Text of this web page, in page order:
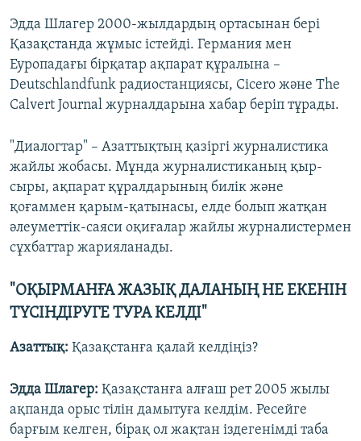
Эдда Шлагер 2000-жылдардың ортасынан бері
Қазақстанда жұмыс істейді. Германия мен
Еуропадағы бірқатар ақпарат құралына –
Deutschlandfunk радиостанциясы, Cicero және The
Calvert Journal журналдарына хабар беріп тұрады.
"Диалогтар" – Азаттықтың қазіргі журналистика
жайлы жобасы. Мұнда журналистиканың қыр-
сыры, ақпарат құралдарының билік және
қоғаммен қарым-қатынасы, елде болып жатқан
әлеуметтік-саяси оқиғалар жайлы журналистермен
сұхбаттар жарияланады.
"ОҚЫРМАНҒА ЖАЗЫҚ ДАЛАНЫҢ НЕ ЕКЕНІН
ТҮСІНДІРУГЕ ТУРА КЕЛДІ"
Азаттық: Қазақстанға қалай келдіңіз?
Эдда Шлагер: Қазақстанға алғаш рет 2005 жылы
ақпанда орыс тілін дамытуға келдім. Ресейге
барғым келген, бірақ ол жақтан іздегенімді таба